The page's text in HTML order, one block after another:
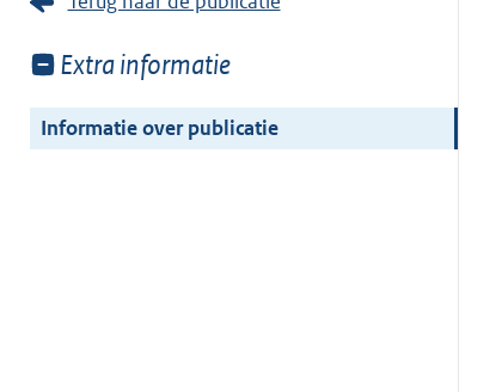
Toon
van:
Extra informatie
Informatie over publicatie